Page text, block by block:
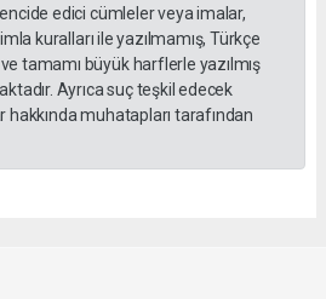
edici cümleler veya imalar,
kuralları ile yazılmamış, Türkçe
tamamı büyük harflerle yazılmış
Ayrıca suç teşkil edecek
muhatapları tarafından